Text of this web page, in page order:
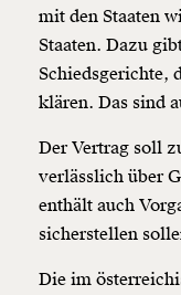
mit den Staaten
Staaten. Dazu
Schiedsgerichte,
klären. Das sind
Der Vertrag soll
verlässlich über
enthält auch
sicherstellen
Die im